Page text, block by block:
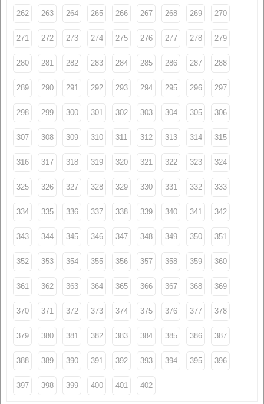
262 263 264 265 266 267 268 269 270
271 272 273 274 275 276 277 278 279
280 281 282 283 284 285 286 287 288
289 290 291 292 293 294 295 296 297
298 299 300 301 302 303 304 305 306
307 308 309 310 311 312 313 314 315
316 317 318 319 320 321 322 323 324
325 326 327 328 329 330 331 332 333
334 335 336 337 338 339 340 341 342
343 344 345 346 347 348 349 350 351
352 353 354 355 356 357 358 359 360
361 362 363 364 365 366 367 368 369
370 371 372 373 374 375 376 377 378
379 380 381 382 383 384 385 386 387
388 389 390 391 392 393 394 395 396
397 398 399 400 401 402